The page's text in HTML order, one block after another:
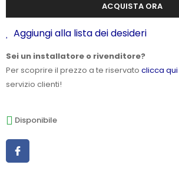
ACQUISTA ORA
Aggiungi alla lista dei desideri
Sei un installatore o rivenditore?
Per scoprire il prezzo a te riservato clicca qui
servizio clienti!
Disponibile